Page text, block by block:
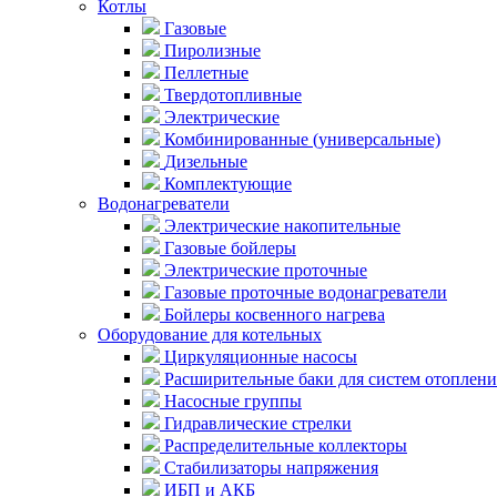
Котлы
Газовые
Пиролизные
Пеллетные
Твердотопливные
Электрические
Комбинированные (универсальные)
Дизельные
Комплектующие
Водонагреватели
Электрические накопительные
Газовые бойлеры
Электрические проточные
Газовые проточные водонагреватели
Бойлеры косвенного нагрева
Оборудование для котельных
Циркуляционные насосы
Расширительные баки для систем
Насосные группы
Гидравлические стрелки
Распределительные коллекторы
Стабилизаторы напряжения
ИБП и АКБ